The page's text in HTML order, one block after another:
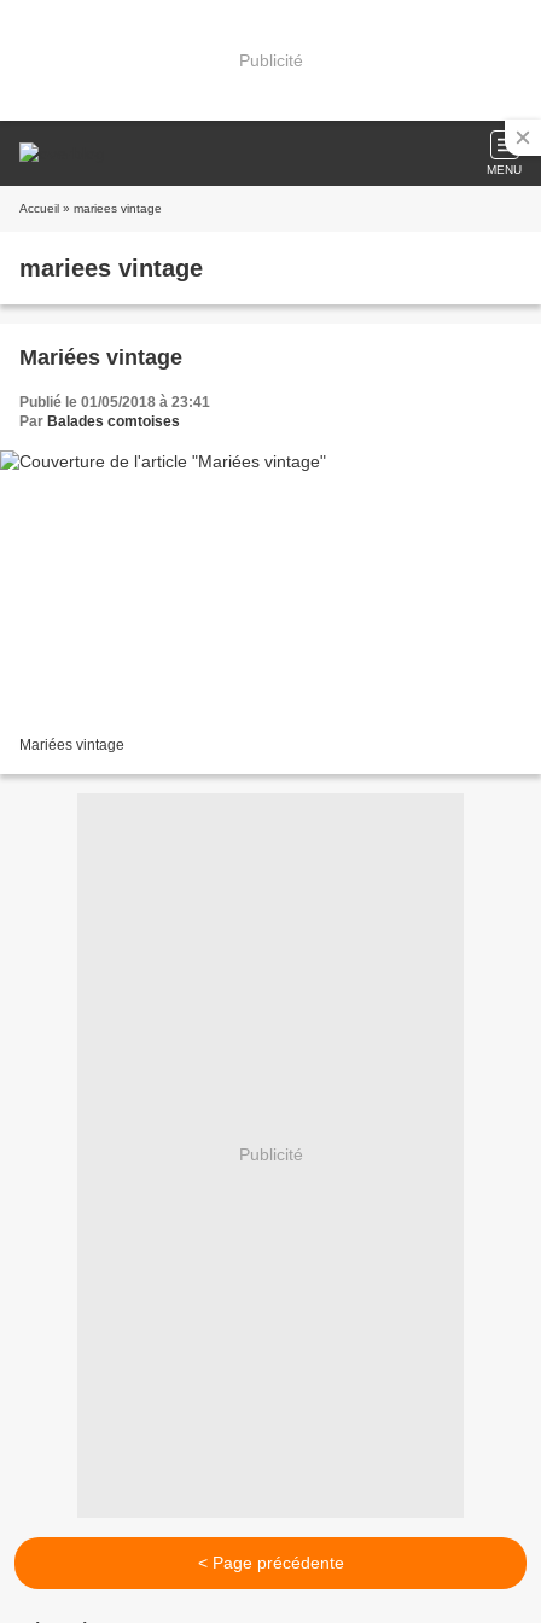
Publicité
MENU
Accueil » mariees vintage
mariees vintage
Mariées vintage
Publié le 01/05/2018 à 23:41
Par Balades comtoises
Mariées vintage
Publicité
< Page précédente